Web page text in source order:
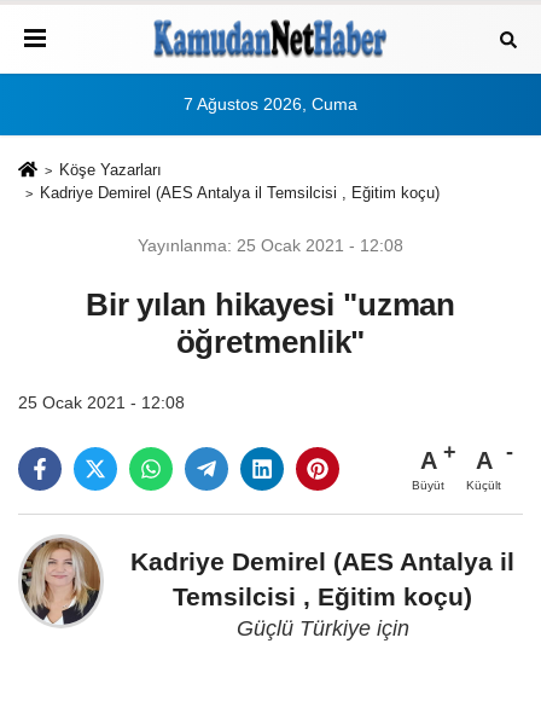
7 Ağustos 2026, Cuma
Köşe Yazarları
Kadriye Demirel (AES Antalya il Temsilcisi , Eğitim koçu)
Yayınlanma: 25 Ocak 2021 - 12:08
Bir yılan hikayesi "uzman
öğretmenlik"
25 Ocak 2021 - 12:08
A
Büyüt
A
Küçült
Kadriye Demirel (AES Antalya il
Temsilcisi , Eğitim koçu)
Güçlü Türkiye için